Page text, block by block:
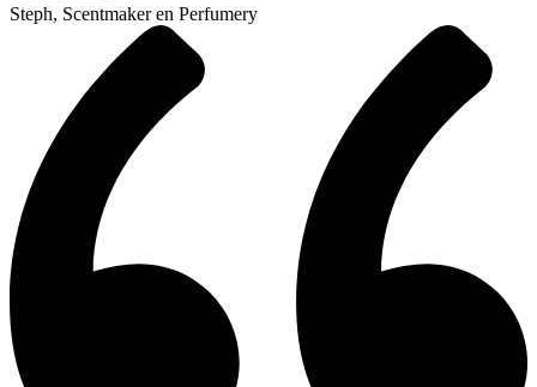
Steph, Scentmaker en Perfumery